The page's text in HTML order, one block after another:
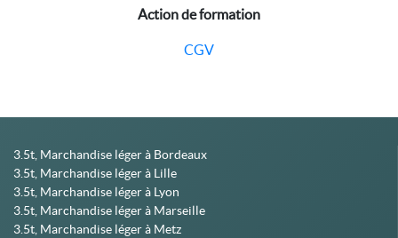
Action de formation
CGV
3.5t, Marchandise léger à Bordeaux
3.5t, Marchandise léger à Lille
3.5t, Marchandise léger à Lyon
3.5t, Marchandise léger à Marseille
3.5t, Marchandise léger à Metz